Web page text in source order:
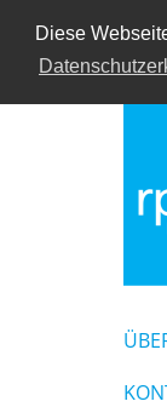
Diese